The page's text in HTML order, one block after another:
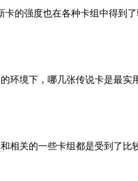
的强度也在各种卡组中得到
境下，哪几张传说卡是最
关的一些卡组都是受到了